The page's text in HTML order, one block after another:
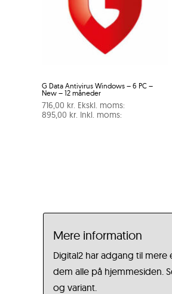
G Data Antivirus Windows – 6 PC –
New – 12 måneder
716,00 kr. Ekskl. moms:
895,00 kr. Inkl. moms:
Mere information
Digital2 har adgang til
dem alle på hjemmesiden.
og variant.